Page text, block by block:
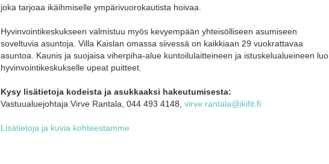
joka tarjoaa ikäihmiselle ympärivuorokautista hoivaa.
Hyvinvointikeskukseen valmistuu myös kevyempään yhteisölliseen asumiseen
soveltuvia asuntoja. Villa Kaislan omassa siivessä on kaikkiaan 29 vuokrattavaa
asuntoa. Kaunis ja suojaisa viherpiha-alue kuntoilulaitteineen ja istuskelualueineen luo
hyvinvointikeskukselle upeat puitteet.
Kysy lisätietoja kodeista ja asukkaaksi hakeutumisesta:
Vastuualuejohtaja Virve Rantala, 044 493 4148, virve.rantala@ikifit.fi
Lisätietoja ja kuvia kohteestamme